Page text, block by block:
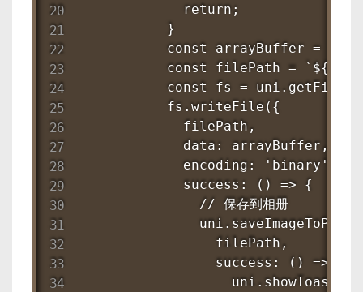
            return;
          }
const arrayBuffer =
const filePath =
const fs =
          fs.writeFile({
            filePath,
            data: arrayBuffer,
            encoding: 'binary',
            success: () => {
              // 保存到相册
                filePath,
                success: () => {
uni.showToast({